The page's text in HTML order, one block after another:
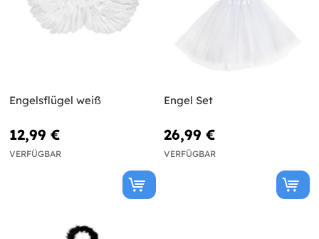
Engelsflügel weiß
12,99 €
VERFÜGBAR
Engel Set
26,99 €
VERFÜGBAR